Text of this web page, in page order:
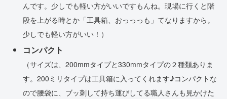
んです。少しでも軽い方がいいですもんね。現場に行くと階
段を上がる時とか「工具箱、おっっっも」てなりますから。
少しでも軽い方がいい！）
コンパクト
（サイズは、200mmタイプと330mmタイプの２種類ありま
す。200ミリタイプは工具箱に入ってくれます♪コンパクトな
ので腰袋に、ブッ刺して持ち運びしてる職人さんも見かけた